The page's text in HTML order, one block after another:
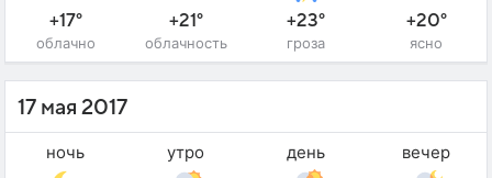
+17°
облачно
+21°
облачность
+23°
гроза
+20°
ясно
17 мая 2017
ночь утро день вечер